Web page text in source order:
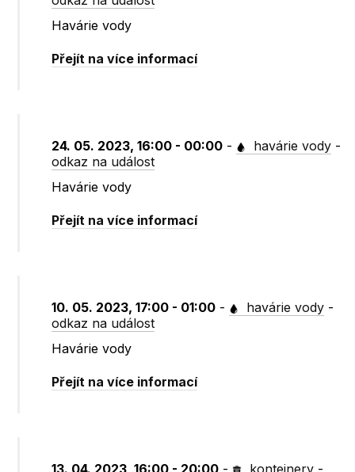
Havárie vody
Přejít na více informací
24. 05. 2023, 16:00 - 00:00 - havárie vody -
odkaz na událost
Havárie vody
Přejít na více informací
10. 05. 2023, 17:00 - 01:00 - havárie vody -
odkaz na událost
Havárie vody
Přejít na více informací
13. 04. 2023, 16:00 - 20:00 - kontejnery -